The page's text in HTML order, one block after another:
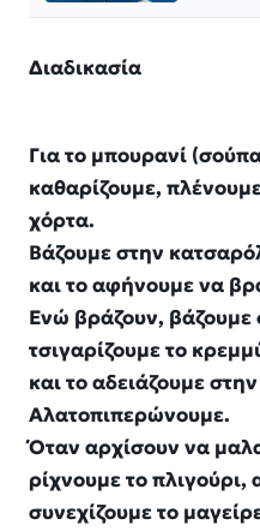
Διαδικασία
Για το μπουρανί
καθαρίζουμε,
χόρτα.
Βάζουμε στην
και το αφήνουμε να
Ενώ βράζουν, βάζουμε
τσιγαρίζουμε το
και το αδειάζουμε
Αλατοπιπερώνουμε.
Όταν αρχίσουν να
ρίχνουμε το πλιγούρι,
συνεχίζουμε το